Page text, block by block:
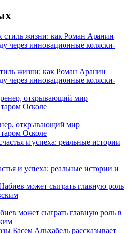
жизни: как Роман Аранин
через инновационные коляски-
открывающий мир
Осколе
и успеха: реальные истории и
может сыграть главную роль в